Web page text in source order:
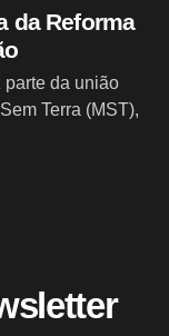
da Reforma
parte da união
Terra (MST),